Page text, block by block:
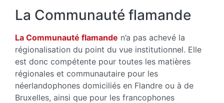
La Communauté flamande
La Communauté flamande n’a pas achevé la
régionalisation du point du vue institutionnel. Elle
est donc compétente pour toutes les matières
régionales et communautaire pour les
néerlandophones domiciliés en Flandre ou à de
Bruxelles, ainsi que pour les francophones